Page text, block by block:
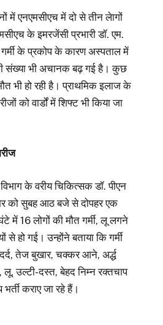
में एनएमसीएच में दो से तीन लेागों
के इमरजेंसी प्रभारी डॉ. एम.
के प्रकोप के कारण अस्पताल में
की संख्या भी अचानक बढ़ गई है। कुछ
भी हो रही है। प्राथमिक इलाज के
को वार्डों में शिफ्ट भी किया जा
के वरीय चिकित्सक डॉ. पीएन
को सुबह आठ बजे से दोपहर एक
में 16 लोगों की मौत गर्मी, लू लगने
से हो गई। उन्होंने बताया कि गर्मी
तेज बुखार, चक्कर आने, अर्द्ध
लू, उल्टी-दस्त, बेहद निम्न रक्तचाप
कराए जा रहे हैं।